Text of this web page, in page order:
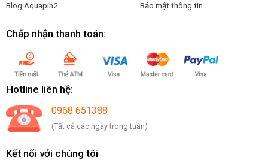
Blog Aquapih2 Bảo mật thông tin
Chấp nhận thanh toán:
Hotline liên hệ:
0968 651388
(Tất cả các ngày trong tuần)
Kết nối với chúng tôi